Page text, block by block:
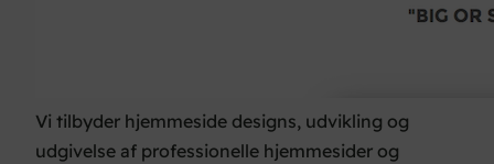
Vi tilbyder hjemmeside designs, udvikling og
udgivelse af professionelle hjemmesider og